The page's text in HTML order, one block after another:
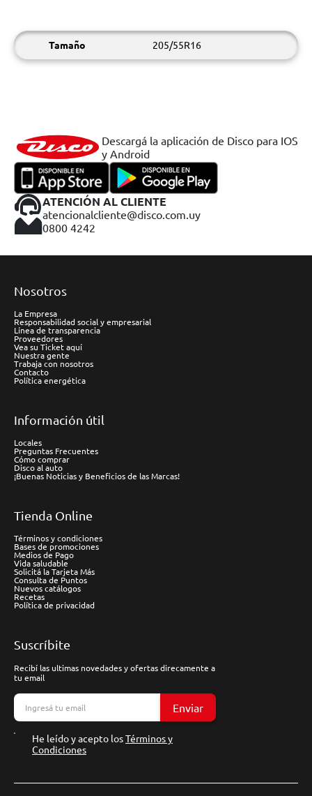
Tamaño 205/55R16
Descargá la aplicación de Disco para IOS
y Android
ATENCIÓN AL CLIENTE
atencionalcliente@disco.com.uy
0800 4242
Nosotros
La Empresa
Responsabilidad social y empresarial
Línea de transparencia
Proveedores
Vea su Ticket aquí
Nuestra gente
Trabaja con nosotros
Contacto
Política energética
Información útil
Locales
Preguntas Frecuentes
Cómo comprar
Disco al auto
¡Buenas Noticias y Beneficios de las Marcas!
Tienda Online
Términos y condiciones
Bases de promociones
Medios de Pago
Vida saludable
Solicitá la Tarjeta Más
Consulta de Puntos
Nuevos catálogos
Recetas
Política de privacidad
Suscríbite
Recibí las ultimas novedades y ofertas direcamente a
tu email
Enviar
He leído y acepto losTérminos y
Condiciones